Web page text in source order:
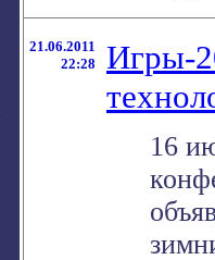
21.06.2011
22:28
Игры-
16